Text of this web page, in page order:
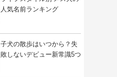
人気名前ランキング
子犬の散歩はいつから？失
敗しないデビュー新常識5つ